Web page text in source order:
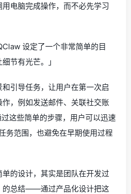
电脑完成操作，而不必先学习
设定了一个非常简单的目
节有光芒。」
引导任务，让用户在第一次启
，例如发送邮件、关联社交账
这些简单的步骤，用户可以迅速
务范围，也避免在早期使用过程
的设计，其实是团队在开发过
的总结——通过产品化设计把这